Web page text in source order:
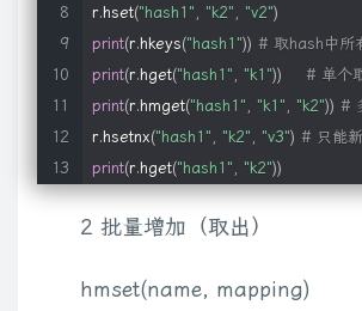
r.hset("hash1" , "k2" , "v2")
print(r.hkeys("hash1")) # 取hash中所
print(r.hget("hash1" , "k1"))
# 单个
print(r.hmget("hash1" , "k1" , "k2")) #
r.hsetnx("hash1" , "k2" , "v3") # 只能
print(r.hget("hash1" , "k2"))
2 批量增加（取出）
hmset(name, mapping)